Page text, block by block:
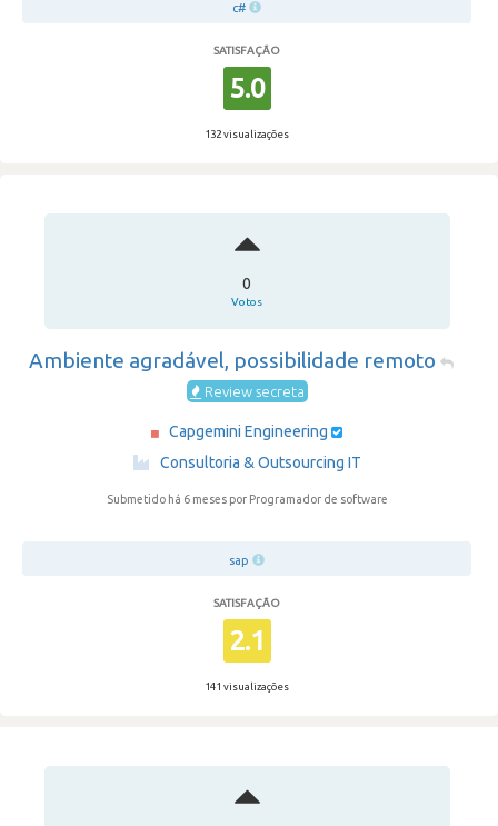
c#
SATISFAÇÃO
5.0
132 visualizações
0
Votos
Ambiente agradável, possibilidade remoto
Review secreta
Capgemini Engineering
·
Consultoria & Outsourcing IT
Submetido há 6 meses por Programador de software
sap
SATISFAÇÃO
2.1
141 visualizações